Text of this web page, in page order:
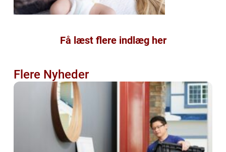
Få læst flere indlæg her
Flere Nyheder